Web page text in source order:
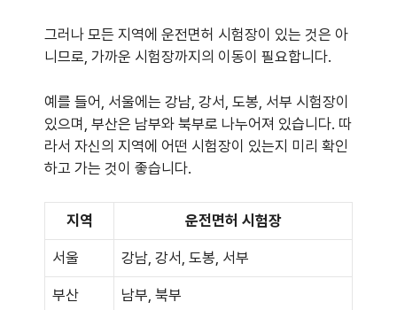
그러나 모든 지역에 운전면허 시험장이 있는 것은 아
니므로, 가까운 시험장까지의 이동이 필요합니다.
예를 들어, 서울에는 강남, 강서, 도봉, 서부 시험장이
있으며, 부산은 남부와 북부로 나누어져 있습니다. 따
라서 자신의 지역에 어떤 시험장이 있는지 미리 확인
하고 가는 것이 좋습니다.
지역 운전면허 시험장
서울 강남, 강서, 도봉, 서부
부산 남부, 북부